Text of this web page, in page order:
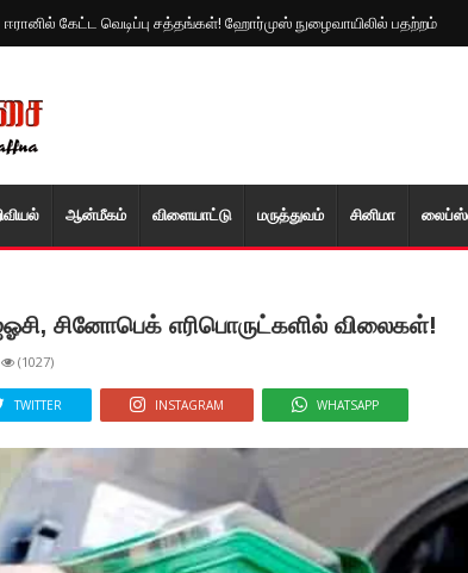
ஈரானில் கேட்ட வெடிப்பு சத்தங்கள்! ஹோர்முஸ் நுழைவாயிலில் பதற்றம்
ஆன்மீகம் விளையாட்டு மரு‌த்துவ‌ம் சினிமா
சினோபெக் எரிபொருட்களில் விலைகள்!
(1027)
TWITTER INSTAGRAM WHATSAPP